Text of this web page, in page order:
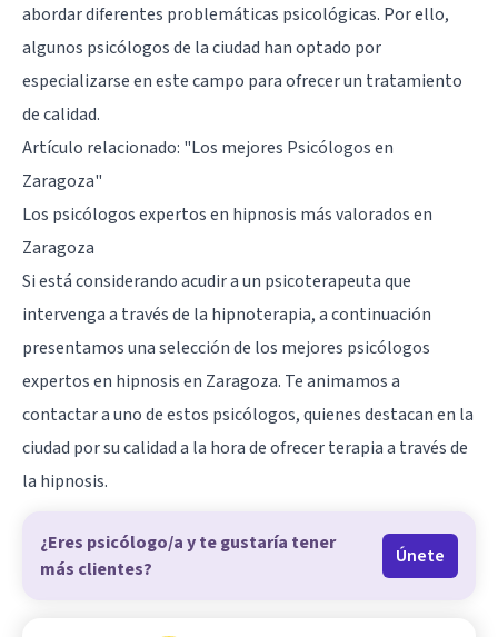
abordar diferentes problemáticas psicológicas. Por ello,
algunos psicólogos de la ciudad han optado por
especializarse en este campo para ofrecer un tratamiento
de calidad.
Artículo relacionado: "Los mejores Psicólogos en
Zaragoza"
Los psicólogos expertos en hipnosis más valorados en
Zaragoza
Si está considerando acudir a un psicoterapeuta que
intervenga a través de la hipnoterapia, a continuación
presentamos una selección de los mejores psicólogos
expertos en hipnosis en Zaragoza. Te animamos a
contactar a uno de estos psicólogos, quienes destacan en la
ciudad por su calidad a la hora de ofrecer terapia a través de
la hipnosis.
¿Eres psicólogo/a y te gustaría tener
más clientes?
Únete